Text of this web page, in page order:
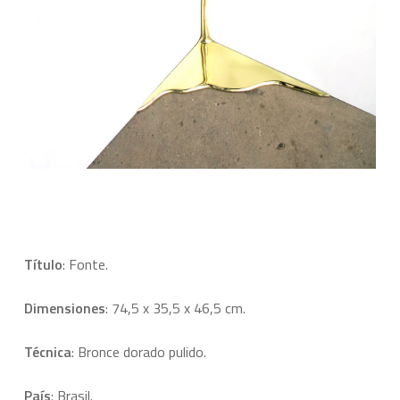
Título: Fonte.
Dimensiones: 74,5 x 35,5 x 46,5 cm.
Técnica: Bronce dorado pulido.
País: Brasil.